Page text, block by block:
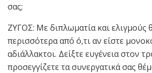
σας;
ΖΥΓΟΣ: Με διπλωματία και ελιγμούς
περισσότερα από ό,τι αν είστε
αδιάλλακτοι. Δείξτε ευγένεια στον
προσεγγίζετε τα συνεργατικά σας